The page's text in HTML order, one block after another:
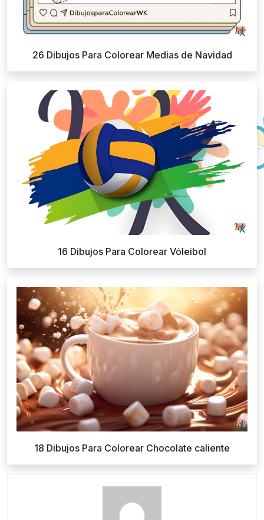
26 Dibujos Para Colorear Medias de Navidad
16 Dibujos Para Colorear Vóleibol
18 Dibujos Para Colorear Chocolate caliente